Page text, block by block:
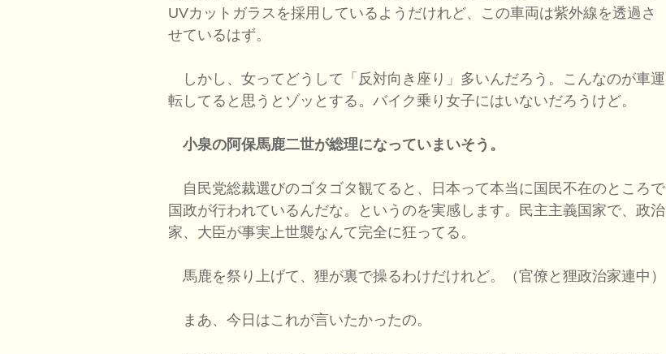
UVカットガラスを採用しているようだけれど、この車両は紫外線を透過さ
せているはず。
しかし、女ってどうして「反対向き座り」多いんだろう。こんなのが車運
転してると思うとゾッとする。バイク乗り女子にはいないだろうけど。
小泉の阿保馬鹿二世が総理になっていまいそう。
自民党総裁選びのゴタゴタ観てると、日本って本当に国民不在のところで
国政が行われているんだな。というのを実感します。民主主義国家で、政治
家、大臣が事実上世襲なんて完全に狂ってる。
馬鹿を祭り上げて、狸が裏で操るわけだけれど。（官僚と狸政治家連中）
まあ、今日はこれが言いたかったの。